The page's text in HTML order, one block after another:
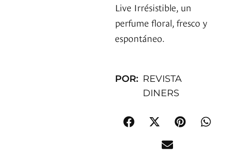
Live Irrésistible, un
perfume floral, fresco y
espontáneo.
POR: REVISTA
DINERS